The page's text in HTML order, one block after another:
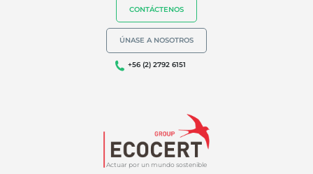
Agricultura sostenible
Calidad y seguridad alimentaria
Alegaciones medioambientales
Actuar por un mundo sostenible
CONTÁCTENOS
ÚNASE A NOSOTROS
+56 (2) 2792 6151